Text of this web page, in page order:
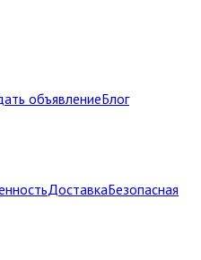
объявлениеБлог
ДоставкаБезопасная